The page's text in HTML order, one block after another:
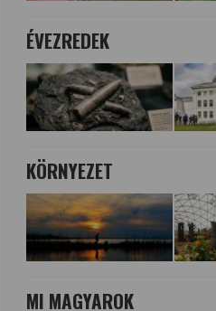
ÉVEZREDEK
KÖRNYEZET
MI MAGYAROK